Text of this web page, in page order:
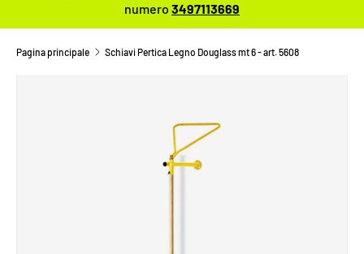
numero 3497113669
Pagina principale Schiavi Pertica Legno Douglass mt 6 - art. 5608